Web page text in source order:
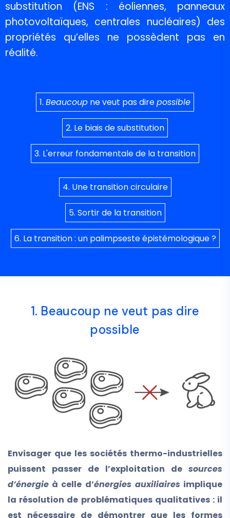
substitution (ENS : éoliennes, panneaux
photovoltaïques, centrales nucléaires) des
propriétés qu’elles ne possèdent pas en
réalité.
1. Beaucoup ne veut pas direpossible
2. Le biais de substitution
3. L'erreur fondamentale de la transition
4. Une transition circulaire
5. Sortir de la transition
6. La transition : un palimpseste épistémologique ?
1. Beaucoup ne veut pas dire
possible
Envisager que les sociétés thermo-industrielles
puissent passer de l’exploitation de sources
d’énergie à celle d’énergies auxiliaires implique
la résolution de problématiques qualitatives : il
est nécessaire de démontrer que les formes